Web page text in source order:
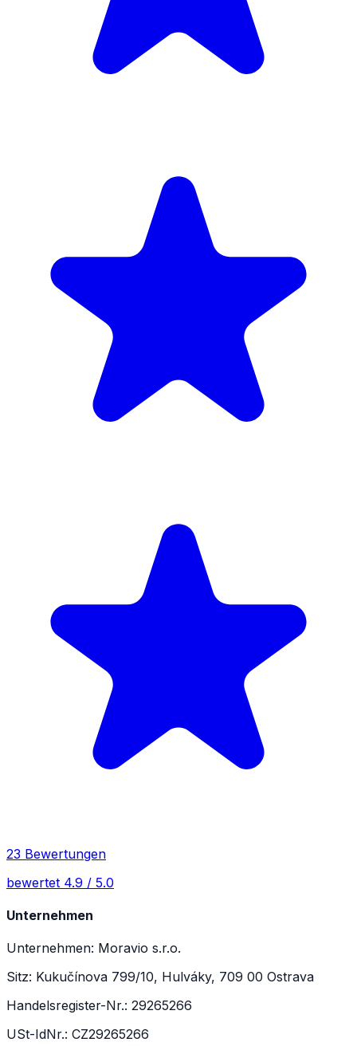
23 Bewertungen
bewertet 4.9 / 5.0
Unternehmen
Unternehmen: Moravio s.r.o.
Sitz: Kukučínova 799/10, Hulváky, 709 00 Ostrava
Handelsregister-Nr.: 29265266
USt-IdNr.: CZ29265266